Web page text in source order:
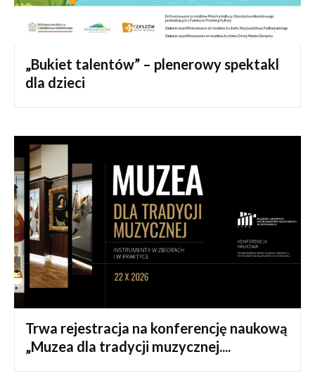
„Bukiet talentów” – plenerowy spektakl
dla dzieci
Trwa rejestracja na konferencję naukową
„Muzea dla tradycji muzycznej....